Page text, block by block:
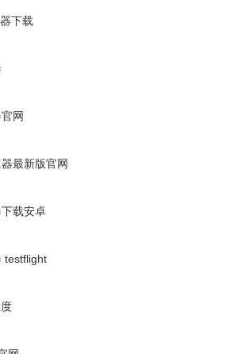
下载
网
最新版官网
载安卓
testflight